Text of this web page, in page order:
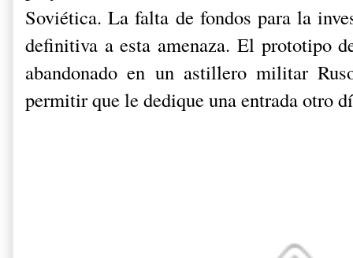
Soviética. La falta de fondos para la
definitiva a esta amenaza. El prototipo
abandonado en un astillero militar
permitir que le dedique una entrada otro